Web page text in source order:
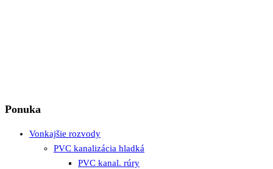
Ponuka
Vonkajšie rozvody
PVC kanalizácia hladká
PVC kanal. rúry